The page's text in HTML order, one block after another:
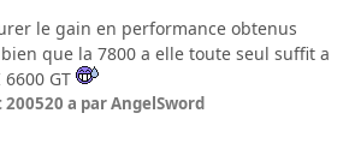
le gain en performance obtenus
que la 7800 a elle toute seul suffit a
GT
200520 a par AngelSword